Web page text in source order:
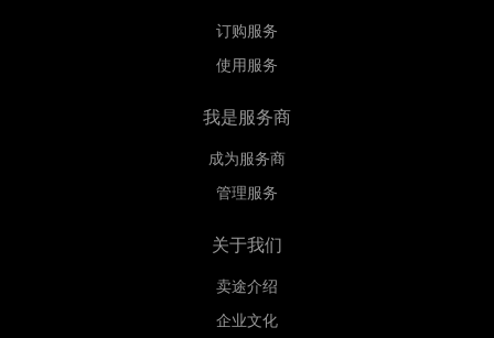
订购服务
使用服务
我是服务商
成为服务商
管理服务
关于我们
卖途介绍
企业文化